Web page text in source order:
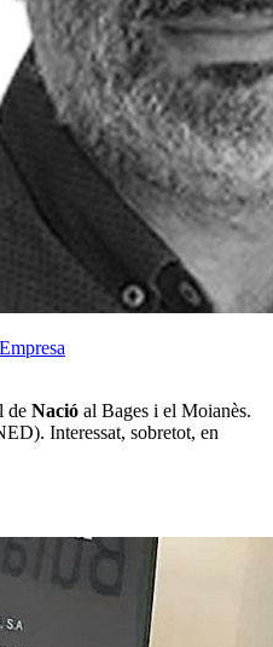
de Nació al Bages i el Moianès.
Interessat, sobretot, en